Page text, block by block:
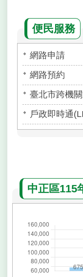
便民服務
網路申請
網路預約
臺北市跨機
戶政即時通
中正區115